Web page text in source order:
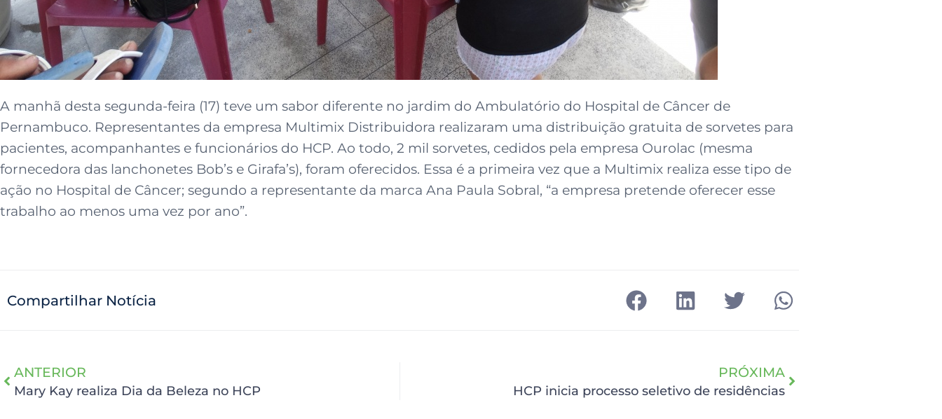
A manhã desta segunda-feira (17) teve um sabor diferente no jardim do Ambulatório do Hospital de Câncer de
Pernambuco. Representantes da empresa Multimix Distribuidora realizaram uma distribuição gratuita de sorvetes para
pacientes, acompanhantes e funcionários do HCP. Ao todo, 2 mil sorvetes, cedidos pela empresa Ourolac (mesma
fornecedora das lanchonetes Bob’s e Girafa’s), foram oferecidos. Essa é a primeira vez que a Multimix realiza esse tipo de
ação no Hospital de Câncer; segundo a representante da marca Ana Paula Sobral, “a empresa pretende oferecer esse
trabalho ao menos uma vez por ano”.
Compartilhar Notícia
ANTERIOR
Mary Kay realiza Dia da Beleza no HCP
PRÓXIMA
HCP inicia processo seletivo de residências